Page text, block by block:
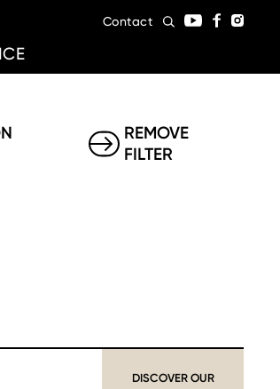
Contact
REMOVE
FILTER
DISCOVER OUR